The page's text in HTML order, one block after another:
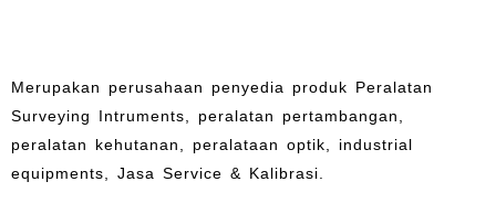
Merupakan perusahaan penyedia produk Peralatan
Surveying Intruments, peralatan pertambangan,
peralatan kehutanan, peralataan optik, industrial
equipments, Jasa Service & Kalibrasi.